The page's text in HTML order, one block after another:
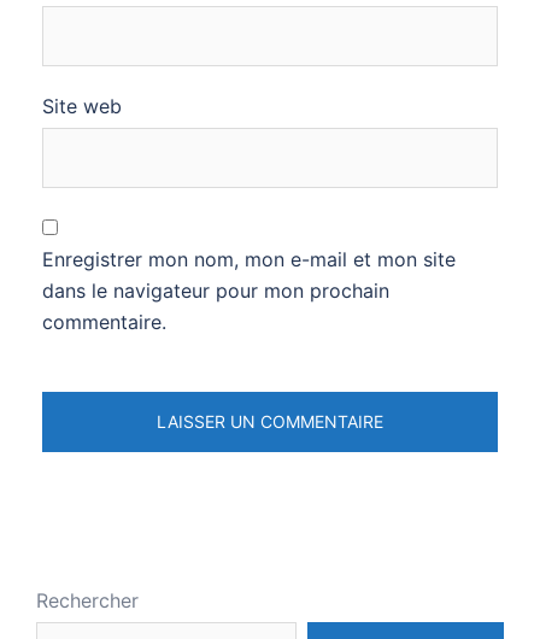
Site web
Enregistrer mon nom, mon e-mail et mon site
dans le navigateur pour mon prochain
commentaire.
Rechercher